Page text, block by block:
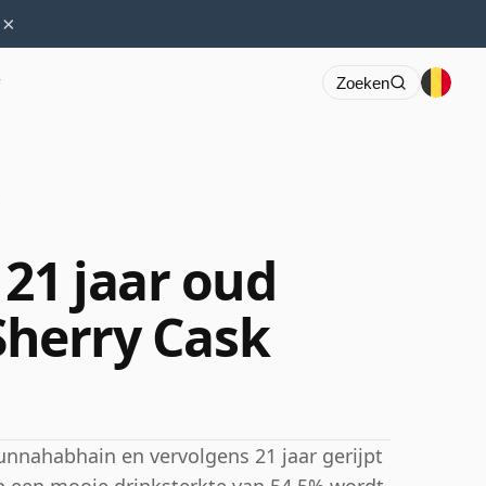
×
Zoeken
jaar oud
Cask
en vervolgens 21 jaar gerijpt